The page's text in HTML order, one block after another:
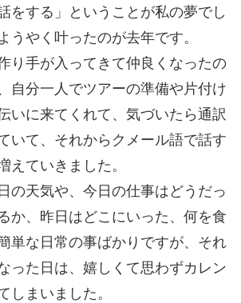
をする」ということが私の夢でし
うやく叶ったのが去年です。
り手が入ってきて仲良くなったの
自分一人でツアーの準備や片付け
いに来てくれて、気づいたら通訳
いて、それからクメール語で話す
えていきました。
の天気や、今日の仕事はどうだっ
か、昨日はどこにいった、何を食
単な日常の事ばかりですが、それ
った日は、嬉しくて思わずカレン
しまいました。